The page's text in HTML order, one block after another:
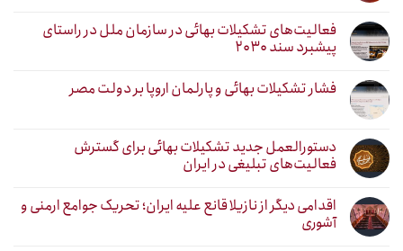
فعالیت‌های تشکیلات بهائی در سازمان ملل در راستای
پیشبرد سند ۲۰۳۰
فشار تشکیلات بهائی و پارلمان اروپا بر دولت مصر
دستورالعمل جدید تشکیلات بهائی برای گسترش
فعالیت‌های تبلیغی در ایران
اقدامی دیگر از نازیلا قانع علیه ایران؛ تحریک جوامع ارمنی و
آشوری